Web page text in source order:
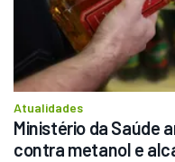
Atualidades
Ministério da Saúde
contra metanol e